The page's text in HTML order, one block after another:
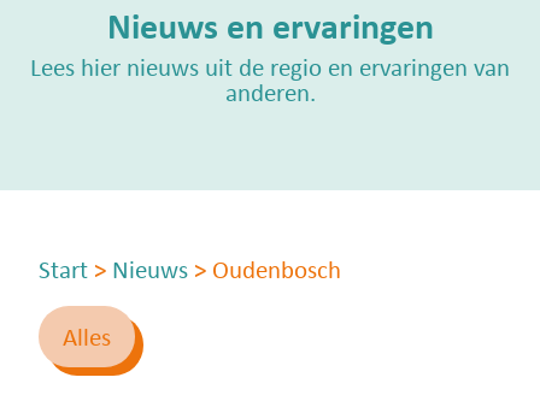
Nieuws en ervaringen
Lees hier nieuws uit de regio en ervaringen van
anderen.
Start > Nieuws > Oudenbosch
Alles